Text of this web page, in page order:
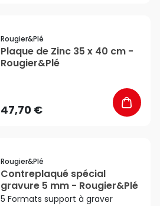
Rougier&plé
Plaque de Zinc 35 x 40 cm -
Rougier&Plé
47,70 €
Rougier&plé
Contreplaqué spécial
gravure 5 mm - Rougier&Plé
5 Formats support à graver